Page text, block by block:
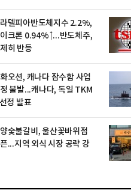
델피아반도체지수 2.2%,
크론 0.94%↑...반도체주,
히 반등
오션, 캐나다 잠수함 사업
불발...캐나다, 독일 TKM
정 발표
숯불갈비, 울산꽃바위점
...지역 외식 시장 공략 강